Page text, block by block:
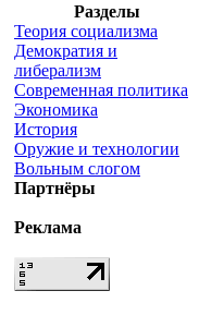
Разделы
Теория социализма
Демократия и
либерализм
Современная политика
Экономика
История
Оружие и технологии
Вольным слогом
Партнёры
Реклама